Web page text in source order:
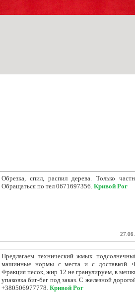
Обрезка, спил, распил дерева. Только
Обращаться по тел 0671697356. Кривой Рог
Предлагаем технический жмых
машинные нормы с места и с доставкой.
Фракция песок, жир 12 не гранулируем, в
упаковка биг-бег под заказ. С железной
+380506977778. Кривой Рог